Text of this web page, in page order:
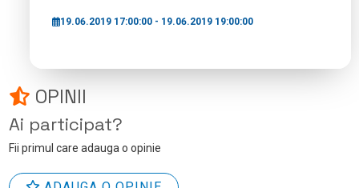
19.06.2019 17:00:00 - 19.06.2019 19:00:00
OPINII
Ai participat?
Fii primul care adauga o opinie